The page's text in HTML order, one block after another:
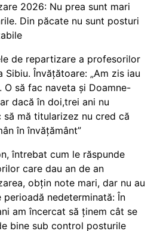
2026: Nu prea sunt mari
Din păcate nu sunt posturi
de repartizare a profesorilor
Sibiu. Învățătoare: „Am zis iau
O să fac naveta și Doamne-
dacă în doi,trei ani nu
să mă titularizez nu cred că
în învățământ”
întrebat cum le răspunde
care dau an de an
obțin note mari, dar nu au
perioadă nedeterminată: În
am încercat să ținem cât se
bine sub control posturile